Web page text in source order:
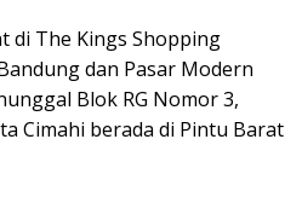
di The Kings Shopping
dan Pasar Modern
Blok RG Nomor 3,
Cimahi berada di Pintu Barat